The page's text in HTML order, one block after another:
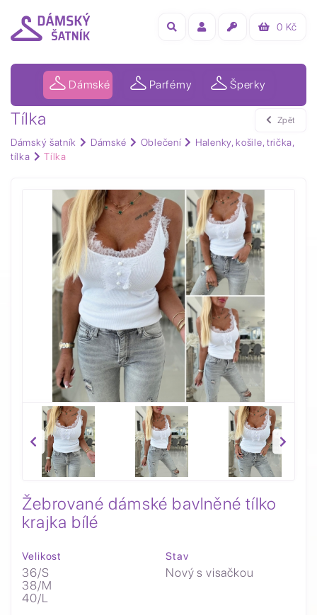
0 Kč
Dámské Parfémy Šperky
Tílka
Dámský šatník Dámské Oblečení
Halenky, košile, trička,
tílka
Tílka
Zpět
Žebrované dámské bavlněné tílko
krajka bílé
Velikost
36/S
38/M
40/L
Stav
Nový s visačkou